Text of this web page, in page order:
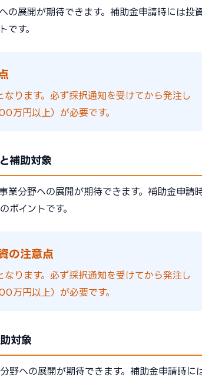
の展開が期待できます。補助金申請時には投
す。
ります。必ず採択通知を受けてから発注し
万円以上）が必要です。
補助対象
業分野への展開が期待できます。補助金申請
ポイントです。
の注意点
ります。必ず採択通知を受けてから発注し
万円以上）が必要です。
対象
野への展開が期待できます。補助金申請時に